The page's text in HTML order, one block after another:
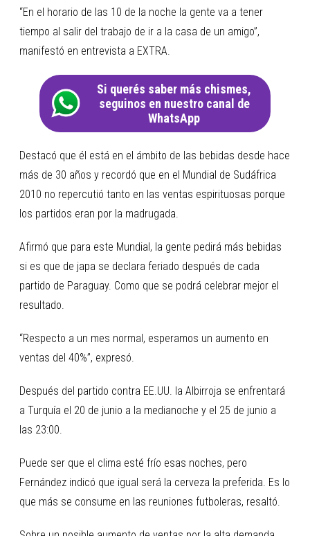
“En el horario de las 10 de la noche la gente va a tener
tiempo al salir del trabajo de ir a la casa de un amigo”,
manifestó en entrevista a EXTRA.
Si querés saber más chismes,
seguinos en nuestro canal de
WhatsApp
Destacó que él está en el ámbito de las bebidas desde hace
más de 30 años y recordó que en el Mundial de Sudáfrica
2010 no repercutió tanto en las ventas espirituosas porque
los partidos eran por la madrugada.
Afirmó que para este Mundial, la gente pedirá más bebidas
si es que de japa se declara feriado después de cada
partido de Paraguay. Como que se podrá celebrar mejor el
resultado.
“Respecto a un mes normal, esperamos un aumento en
ventas del 40%”, expresó.
Después del partido contra EE.UU. la Albirroja se enfrentará
a Turquía el 20 de junio a la medianoche y el 25 de junio a
las 23:00.
Puede ser que el clima esté frío esas noches, pero
Fernández indicó que igual será la cerveza la preferida. Es lo
que más se consume en las reuniones futboleras, resaltó.